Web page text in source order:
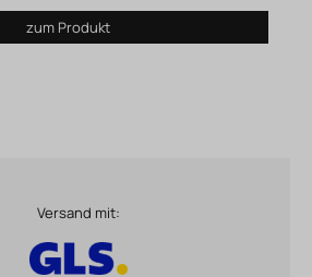
zum Produkt
Versand mit: